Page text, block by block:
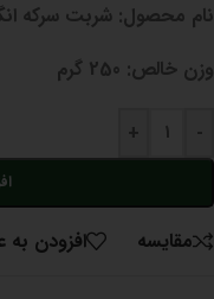
نام محصول: شربت سرکه
وزن خالص:
-
+
مقايسه افزودن به